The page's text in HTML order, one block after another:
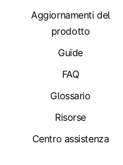
Aggiornamenti del
prodotto
Guide
FAQ
Glossario
Risorse
Centro assistenza